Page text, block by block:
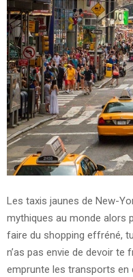
Les taxis jaunes de New-
mythiques au monde alors
faire du shopping effréné,
n’as pas envie de devoir te
emprunte les transports